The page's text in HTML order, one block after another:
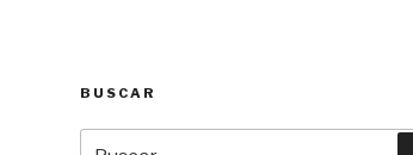
BUSCAR